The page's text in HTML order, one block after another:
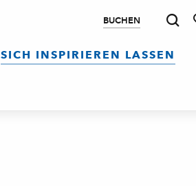
BUCHEN
SICH INSPIRIEREN LASSEN